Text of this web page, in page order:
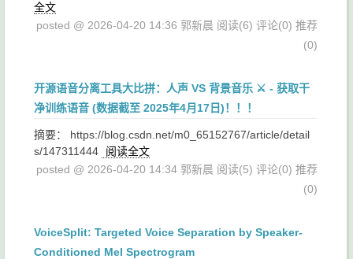
全文
posted @ 2026-04-20 14:36 郭新晨 阅读(6) 评论(0) 推荐
(0)
开源语音分离工具大比拼：人声 VS 背景音乐 ⚔️ - 获取干
净训练语音 (数据截至 2025年4月17日)！！！
摘要： https://blog.csdn.net/m0_65152767/article/detail
s/147311444
阅读全文
posted @ 2026-04-20 14:34 郭新晨 阅读(5) 评论(0) 推荐
(0)
VoiceSplit: Targeted Voice Separation by Speaker-
Conditioned Mel Spectrogram